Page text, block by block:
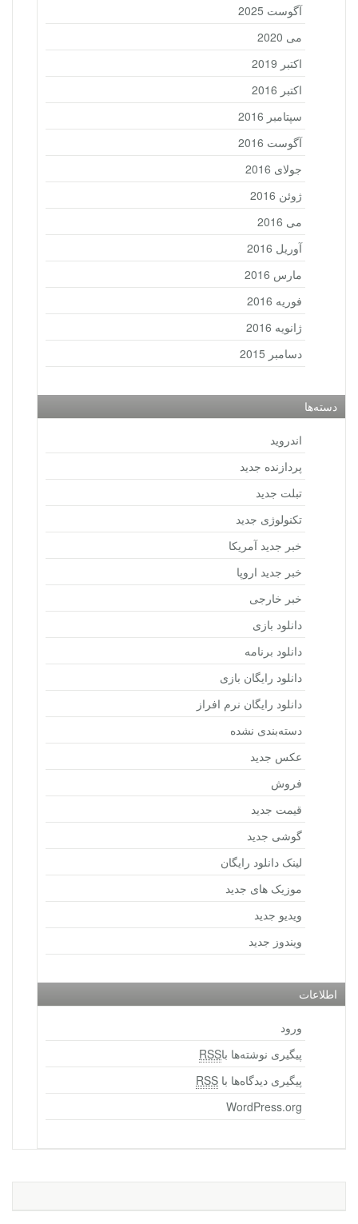
آگوست 2025
می 2020
اکتبر 2019
اکتبر 2016
سپتامبر 2016
آگوست 2016
جولای 2016
ژوئن 2016
می 2016
آوریل 2016
مارس 2016
فوریه 2016
ژانویه 2016
دسامبر 2015
دسته‌ها
اندروید
پردازنده جدید
تبلت جدید
تکنولوژی جدید
خبر جدید آمریکا
خبر جدید اروپا
خبر خارجی
دانلود بازی
دانلود برنامه
دانلود رایگان بازی
دانلود رایگان نرم افراز
دسته‌بندی نشده
عکس جدید
فروش
قیمت جدید
گوشی جدید
لینک دانلود رایگان
موزیک های جدید
ویدیو جدید
ویندوز جدید
اطلاعات
ورود
پیگیری نوشته‌ها باRSS
پیگیری دیدگاه‌ها با RSS
WordPress.org